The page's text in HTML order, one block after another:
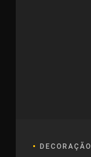
DECORAÇÃO